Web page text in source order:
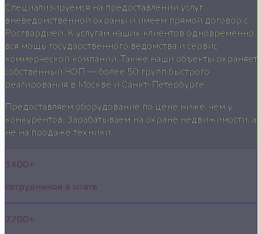
Специализируемся на предоставлении услуг
вневедомственной охраны и имеем прямой договор с
Росгвардией. К услугам наших клиентов одновременно
вся мощь государственного ведомства и сервис
коммерческой компании. Также наши объекты охраняет
собственный ЧОП — более 50 групп быстрого
реагирования в Москве и Санкт-Петербурге.
Предоставляем оборудование по цене ниже, чем у
конкурентов. Зарабатываем на охране недвижимости, а
не на продаже техники.
1400+
сотрудников в штате
2700+